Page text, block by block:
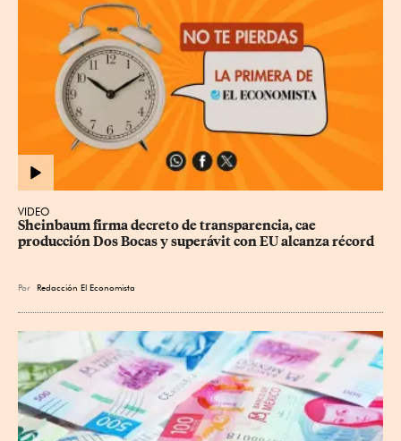
VIDEO
Sheinbaum firma decreto de transparencia, cae
producción Dos Bocas y superávit con EU alcanza récord
Por Redacción El Economista